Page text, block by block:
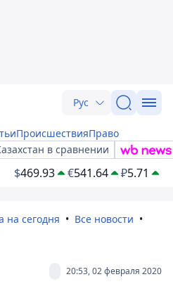
Рус
ПроисшествияПраво
в сравнении
$469.93 €541.64 ₽5.71
на сегодня
Все новости
20:53, 02 февраля 2020